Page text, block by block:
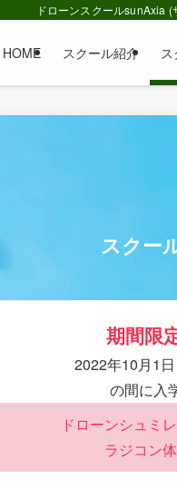
ドローンスクールsunAxia
HOME スクール紹介
スクー
期間限
2022年10月1
の間に入
ドローンシュミ
ラジコン